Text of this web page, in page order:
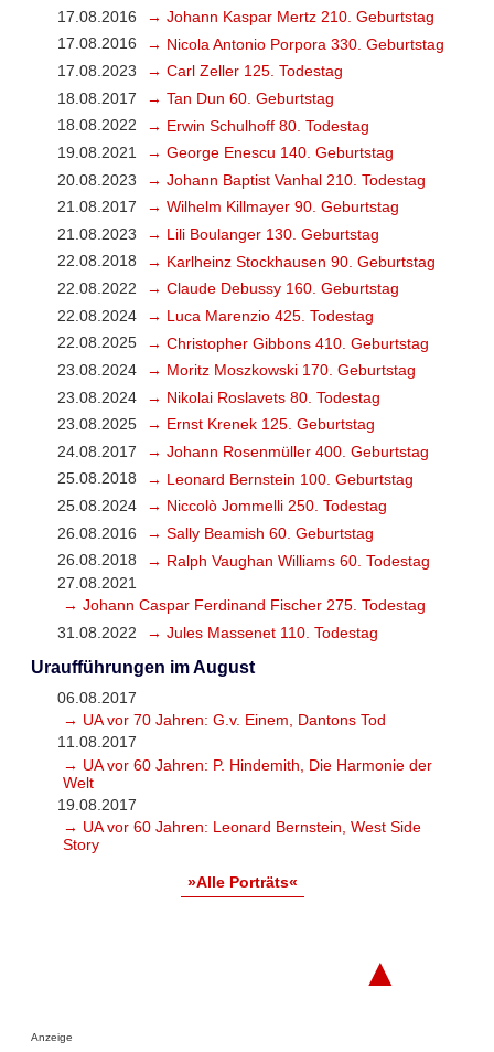
17.08.2016
→ Johann Kaspar Mertz 210. Geburtstag
17.08.2016
→ Nicola Antonio Porpora 330. Geburtstag
17.08.2023
→ Carl Zeller 125. Todestag
18.08.2017
→ Tan Dun 60. Geburtstag
18.08.2022
→ Erwin Schulhoff 80. Todestag
19.08.2021
→ George Enescu 140. Geburtstag
20.08.2023
→ Johann Baptist Vanhal 210. Todestag
21.08.2017
→ Wilhelm Killmayer 90. Geburtstag
21.08.2023
→ Lili Boulanger 130. Geburtstag
22.08.2018
→ Karlheinz Stockhausen 90. Geburtstag
22.08.2022
→ Claude Debussy 160. Geburtstag
22.08.2024
→ Luca Marenzio 425. Todestag
22.08.2025
→ Christopher Gibbons 410. Geburtstag
23.08.2024
→ Moritz Moszkowski 170. Geburtstag
23.08.2024
→ Nikolai Roslavets 80. Todestag
23.08.2025
→ Ernst Krenek 125. Geburtstag
24.08.2017
→ Johann Rosenmüller 400. Geburtstag
25.08.2018
→ Leonard Bernstein 100. Geburtstag
25.08.2024
→ Niccolò Jommelli 250. Todestag
26.08.2016
→ Sally Beamish 60. Geburtstag
26.08.2018
→ Ralph Vaughan Williams 60. Todestag
27.08.2021
→ Johann Caspar Ferdinand Fischer 275. Todestag
31.08.2022
→ Jules Massenet 110. Todestag
Uraufführungen im August
06.08.2017
→ UA vor 70 Jahren: G.v. Einem, Dantons Tod
11.08.2017
→ UA vor 60 Jahren: P. Hindemith, Die Harmonie der
Welt
19.08.2017
→ UA vor 60 Jahren: Leonard Bernstein, West Side
Story
»Alle Porträts«
▲
Anzeige